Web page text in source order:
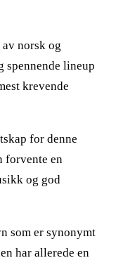
norsk og
spennende lineup
krevende
for denne
forvente en
og god
som er synonymt
har allerede en